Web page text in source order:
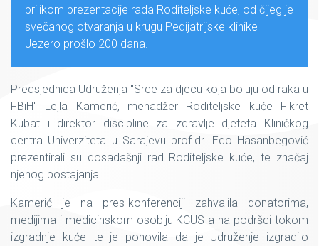
prilikom prezentacije rada Roditeljske kuće, od čijeg je
svečanog otvaranja u krugu Pedijatrijske klinike
Jezero prošlo 200 dana.
Predsjednica Udruženja "Srce za djecu koja boluju od raka u
FBiH" Lejla Kamerić, menadžer Roditeljske kuće Fikret
Kubat i direktor discipline za zdravlje djeteta Kliničkog
centra Univerziteta u Sarajevu prof.dr. Edo Hasanbegović
prezentirali su dosadašnji rad Roditeljske kuće, te značaj
njenog postajanja.
Kamerić je na pres-konferenciji zahvalila donatorima,
medijima i medicinskom osoblju KCUS-a na podršci tokom
izgradnje kuće te je ponovila da je Udruženje izgradilo